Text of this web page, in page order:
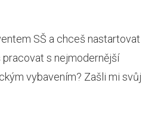
SŠ a chceš nastartovat
pracovat s nejmodernější
vybavením? Zašli mi svůj